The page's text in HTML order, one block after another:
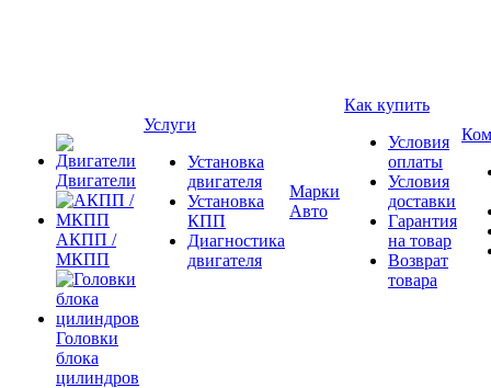
Двигатели
АКПП /
МКПП
Головки
блока
цилиндров
Услуги
Установка
двигателя
Установка
КПП
Диагностика
двигателя
Марки
Авто
Как купить
Условия
оплаты
Условия
доставки
Гарантия
на товар
Возврат
товара